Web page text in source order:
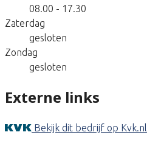
08.00 - 17.30
Zaterdag
gesloten
Zondag
gesloten
Externe links
Bekijk dit bedrijf op Kvk.nl